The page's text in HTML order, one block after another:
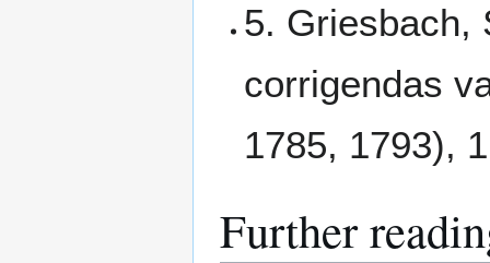
5. Griesbach,
corrigendas
1785, 1793),
Further